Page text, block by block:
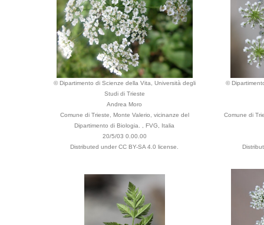
© Dipartimento di Scienze della Vita, Università degli
Studi di Trieste
Andrea Moro
Comune di Trieste, Monte Valerio, vicinanze del
Dipartimento di Biologia. , FVG, Italia
20/5/03 0.00.00
Distributed under CC BY-SA 4.0 license.
©
Comune di